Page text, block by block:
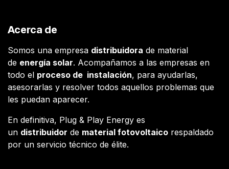
Acerca de
Somos una empresa distribuidora de material
de energía solar. Acompañamos a las empresas en
todo el proceso de instalación, para ayudarlas,
asesorarlas y resolver todos aquellos problemas que
les puedan aparecer.
En definitiva, Plug & Play Energy es
un distribuidor de material fotovoltaico respaldado
por un servicio técnico de élite.